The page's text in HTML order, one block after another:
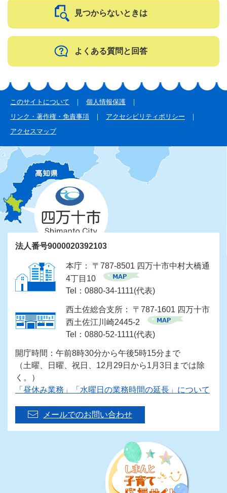
見つからないときは
よくある質問と回答
このサイトについて
個人情報保護
リンク・著作権・免責事項
アクセシビリティポリシー
アクセスマップ
法人番号9000020392103
本庁： 〒787-8501 四万十市中村大橋通
4丁目10
Tel：0880-34-1111(代表)
西土佐総合支所： 〒787-1601 四万十市
西土佐江川崎2445-2
Tel：0880-52-1111(代表)
開庁時間：午前8時30分から午後5時15分まで
（土曜、日曜、祝日、12月29日から1月3日までは除
く。）
「昼休み業務」「水曜日の業務時間の延長」について
メールでのお問い合わせ